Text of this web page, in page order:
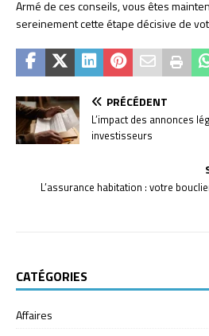
Armé de ces conseils, vous êtes
sereinement cette étape décisive de
PRÉCÉDENT
L’impact des annonces
investisseurs
L’assurance habitation : votre
CATÉGORIES
Affaires